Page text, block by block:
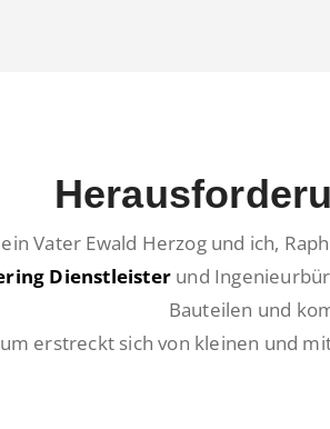
Vater Ewald Herzog und ich,
Dienstleister und
Bauteilen und
erstreckt sich von kleinen und